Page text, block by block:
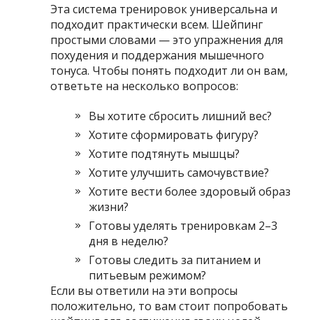
Эта система тренировок универсальна и
подходит практически всем. Шейпинг
простыми словами — это упражнения для
похудения и поддержания мышечного
тонуса. Чтобы понять подходит ли он вам,
ответьте на несколько вопросов:
Вы хотите сбросить лишний вес?
Хотите сформировать фигуру?
Хотите подтянуть мышцы?
Хотите улучшить самочувствие?
Хотите вести более здоровый образ
жизни?
Готовы уделять тренировкам 2–3
дня в неделю?
Готовы следить за питанием и
питьевым режимом?
Если вы ответили на эти вопросы
положительно, то вам стоит попробовать